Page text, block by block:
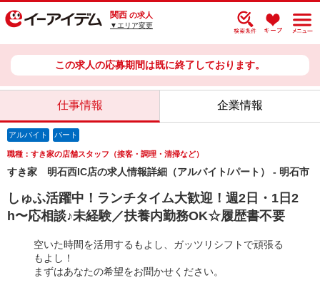
関西 の求人
▼エリア変更
この求人の応募期間は既に終了しております。
仕事情報 企業情報
アルバイト パート
職種：すき家の店舗スタッフ（接客・調理・清掃など）
すき家 明石西IC店の求人情報詳細（アルバイト/パート） - 明石市
しゅふ活躍中！ランチタイム大歓迎！週2日・1日2
h〜応相談♪未経験／扶養内勤務OK☆履歴書不要
空いた時間を活用するもよし、ガッツリシフトで頑張る
もよし！
まずはあなたの希望をお聞かせください。